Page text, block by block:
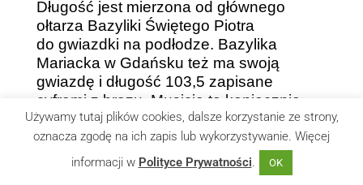
Długość jest mierzona od głównego
ołtarza Bazyliki Świętego Piotra
do gwiazdki na podłodze. Bazylika
Mariacka w Gdańsku też ma swoją
gwiazdę i długość 103,5 zapisane
cyframi z brązu. Musicie to koniecznie
zobaczyć.
Używamy tutaj plików cookies, dalsze korzystanie ze strony,
oznacza zgodę na ich zapis lub wykorzystywanie. Więcej
informacji w Polityce Prywatności. OK